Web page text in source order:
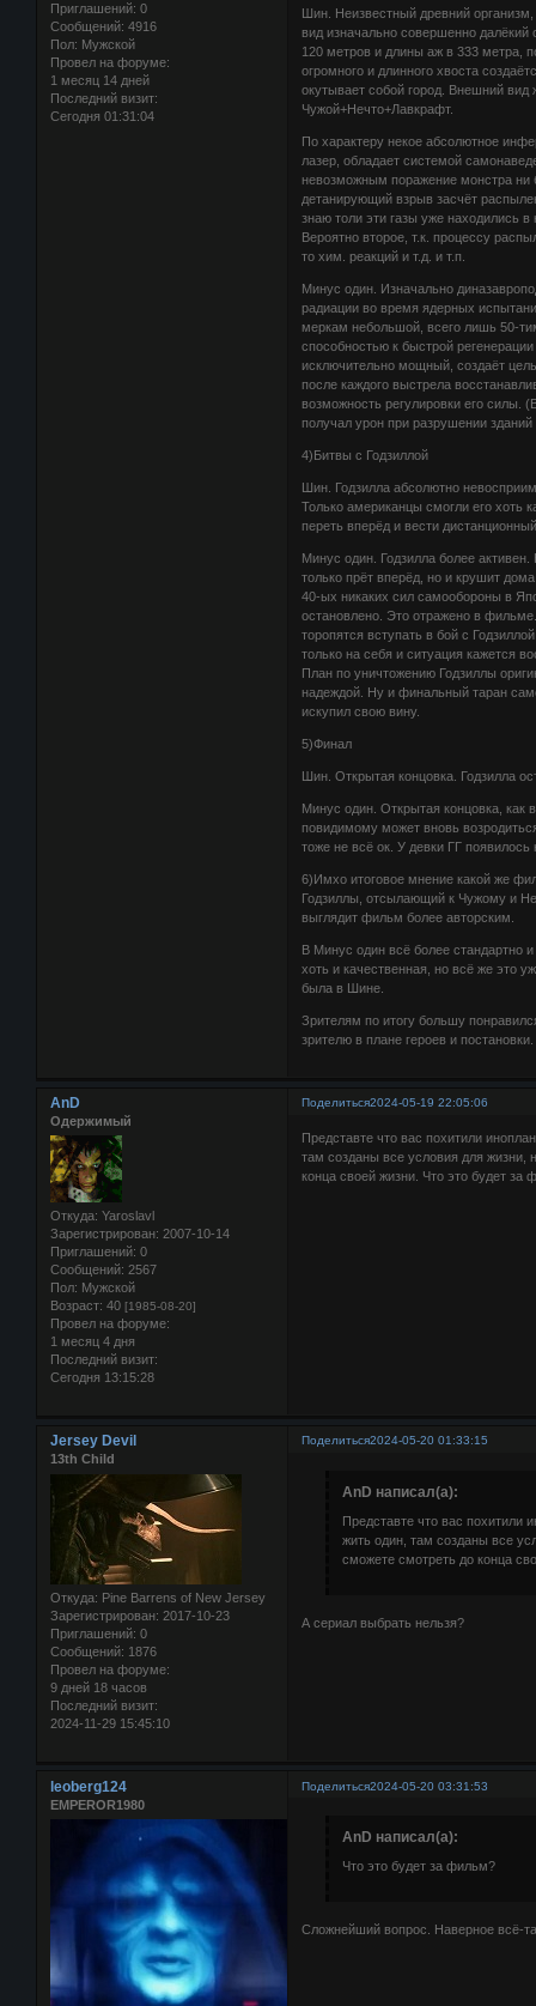
Приглашений: 0
Сообщений: 4916
Пол: Мужской
Провел на форуме:
1 месяц 14 дней
Последний визит:
Сегодня 01:31:04
Шин. Неизвестный древний
вид изначально совершенно далёкий
120 метров и длины аж в 333 метра,
огромного и длинного хвоста
окутывает собой город. Внешний вид
Чужой+Нечто+Лавкрафт.
По характеру некое абсолютное
лазер, обладает системой
невозможным поражение монстра ни
детанирующий взрыв засчёт
знаю толи эти газы уже находились
Вероятно второе, т.к. процессу
то хим. реакций и т.д. и т.п.
Минус один. Изначально
радиации во время ядерных
меркам небольшой, всего лишь 50-
способностью к быстрой
исключительно мощный, создаёт
после каждого выстрела
возможность регулировки его силы.
получал урон при разрушении
4)Битвы с Годзиллой
Шин. Годзилла абсолютно
Только американцы смогли его хоть
переть вперёд и вести
Минус один. Годзилла более
только прёт вперёд, но и крушит
40-ых никаких сил самообороны в
остановлено. Это отражено в
торопятся вступать в бой с
только на себя и ситуация кажется
План по уничтожению Годзиллы
надеждой. Ну и финальный таран
искупил свою вину.
5)Финал
Шин. Открытая концовка. Годзилла
Минус один. Открытая концовка, как
повидимому может вновь
тоже не всё ок. У девки ГГ
6)Имхо итоговое мнение какой же
Годзиллы, отсылающий к Чужому и
выглядит фильм более авторским.
В Минус один всё более стандартно
хоть и качественная, но всё же это
была в Шине.
Зрителям по итогу большу
зрителю в плане героев и постановки.
Поделиться2024-05-19 22:05:06
AnD
Одержимый
Откуда: Yaroslavl
Зарегистрирован: 2007-10-14
Приглашений: 0
Сообщений: 2567
Пол: Мужской
Возраст: 40 [1985-08-20]
Провел на форуме:
1 месяц 4 дня
Последний визит:
Сегодня 13:15:28
Представте что вас похитили
там созданы все условия для
конца своей жизни. Что это будет за
Поделиться2024-05-20 01:33:15
Jersey Devil
13th Child
Откуда: Pine Barrens of New Jersey
Зарегистрирован: 2017-10-23
Приглашений: 0
Сообщений: 1876
Провел на форуме:
9 дней 18 часов
Последний визит:
2024-11-29 15:45:10
AnD написал(а):
Представте что вас похитили
жить один, там созданы все
сможете смотреть до конца
А сериал выбрать нельзя?
Поделиться2024-05-20 03:31:53
leoberg124
EMPEROR1980
AnD написал(а):
Что это будет за фильм?
Сложнейший вопрос. Наверное всё-